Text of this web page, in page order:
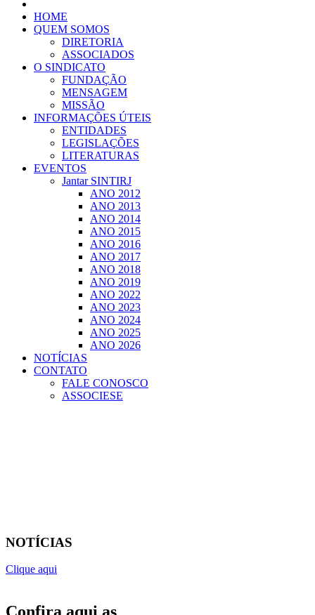
HOME
QUEM SOMOS
DIRETORIA
ASSOCIADOS
O SINDICATO
FUNDAÇÃO
MENSAGEM
MISSÃO
INFORMAÇÕES ÚTEIS
ENTIDADES
LEGISLAÇÕES
LITERATURAS
EVENTOS
Jantar SINTIRJ
ANO 2012
ANO 2013
ANO 2014
ANO 2015
ANO 2016
ANO 2017
ANO 2018
ANO 2019
ANO 2022
ANO 2023
ANO 2024
ANO 2025
ANO 2026
NOTÍCIAS
CONTATO
FALE CONOSCO
ASSOCIESE
NOTÍCIAS
Clique aqui